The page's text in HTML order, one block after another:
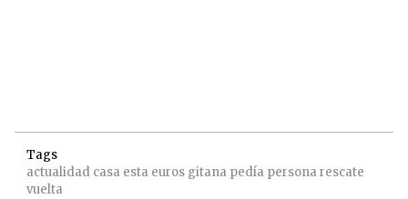
Tags
actualidad casa esta euros gitana pedía persona rescate
vuelta